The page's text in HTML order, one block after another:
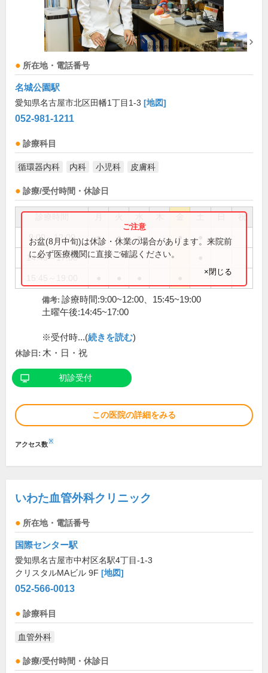
所在地・電話番号
名城公園駅
愛知県名古屋市北区田幡1丁目1-3 [地図]
052-981-1211
診療科目
循環器内科 内科 小児科 皮膚科
診療/受付時間・休診日
祝
9:00～12:00 ● ● ● ●
14:45～17:00
お盆(8月中旬)は休診・休業の場合があります。来院前
に必ず医療機関に直接ご確認ください。
×閉じる
備考: 診療時間:9:00~12:00、15:45~19:00
土曜午後:14:45~17:00
※受付時...(続きを読む)
休診日: 木・日・祝
初診受付
この医院の詳細をみる
アクセス数※
いわた血管外科クリニック
所在地・電話番号
国際センター駅
愛知県名古屋市中村区名駅4丁目-1-3
クリスタルMAビル 9F [地図]
052-566-0013
診療科目
血管外科
診療/受付時間・休診日